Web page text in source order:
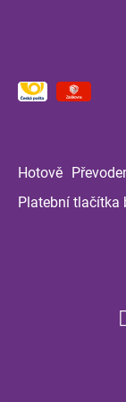
Hotově
Platební tlačítka